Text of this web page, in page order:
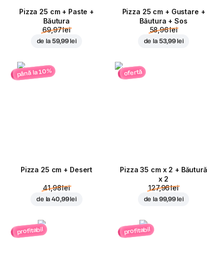
Pizza 25 cm + Paste +
Băutura
69,97 lei
de la 59,99 lei
Pizza 25 cm + Gustare +
Băutura + Sos
58,96 lei
de la 53,99 lei
până la 10%
Pizza 25 cm + Desert
41,98 lei
de la40,99 lei
ofertă
Pizza 35 cm x 2 + Băutură
x 2
127,96 lei
de la 99,99 lei
profitabil profitabil